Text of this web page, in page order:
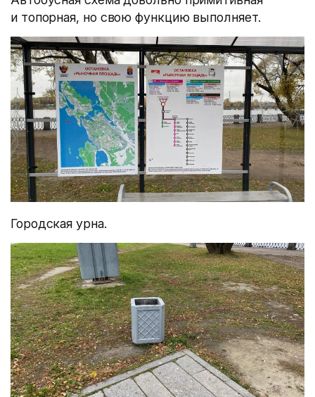
и топорная, но свою функцию выполняет.
Городская урна.